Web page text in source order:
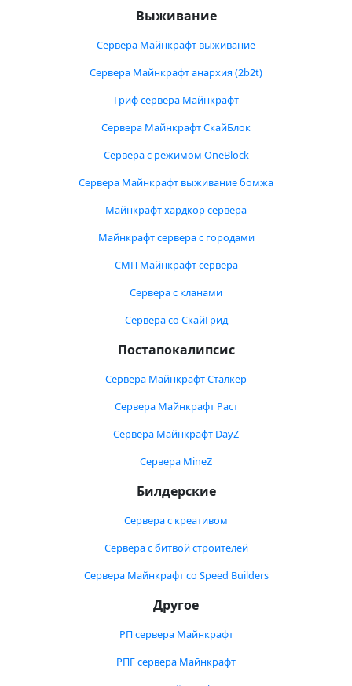
Выживание
Сервера Майнкрафт выживание
Сервера Майнкрафт анархия (2b2t)
Гриф сервера Майнкрафт
Сервера Майнкрафт СкайБлок
Сервера с режимом OneBlock
Сервера Майнкрафт выживание бомжа
Майнкрафт хардкор сервера
Майнкрафт сервера с городами
СМП Майнкрафт сервера
Сервера с кланами
Сервера со СкайГрид
Постапокалипсис
Сервера Майнкрафт Сталкер
Сервера Майнкрафт Раст
Сервера Майнкрафт DayZ
Сервера MineZ
Билдерские
Сервера с креативом
Сервера с битвой строителей
Сервера Майнкрафт со Speed Builders
Другое
РП сервера Майнкрафт
РПГ сервера Майнкрафт